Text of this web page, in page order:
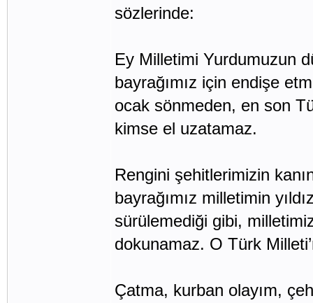
sözlerinde:
Ey Milletimi Yurdumuzun
bayrağımız için endişe
ocak sönmeden, en son
kimse el uzatamaz.
Rengini şehitlerimizin
bayrağımız milletimin
sürülemediği gibi,
dokunamaz. O Türk
Çatma, kurban olayım,